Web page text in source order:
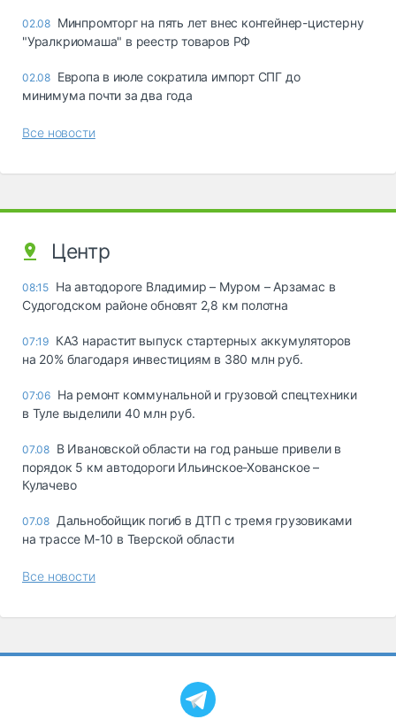
02.08 Минпромторг на пять лет внес контейнер-цистерну
"Уралкриомаша" в реестр товаров РФ
02.08 Европа в июле сократила импорт СПГ до
минимума почти за два года
Все новости
Центр
08:15 На автодороге Владимир – Муром – Арзамас в
Судогодском районе обновят 2,8 км полотна
07:19 КАЗ нарастит выпуск стартерных аккумуляторов
на 20% благодаря инвестициям в 380 млн руб.
07:06 На ремонт коммунальной и грузовой спецтехники
в Туле выделили 40 млн руб.
07.08 В Ивановской области на год раньше привели в
порядок 5 км автодороги Ильинское-Хованское –
Кулачево
07.08 Дальнобойщик погиб в ДТП с тремя грузовиками
на трассе М-10 в Тверской области
Все новости